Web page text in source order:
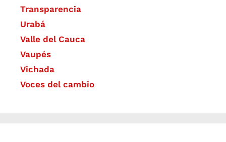
Transparencia
Urabá
Valle del Cauca
Vaupés
Vichada
Voces del cambio